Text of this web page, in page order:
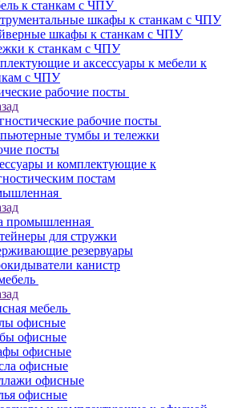
к станкам с ЧПУ
шкафы к станкам с ЧПУ
шкафы к станкам с ЧПУ
к станкам с ЧПУ
и аксессуары к мебели к
с ЧПУ
рабочие посты
рабочие посты
тумбы и тележки
посты
и комплектующие к
постам
промышленная
для стружки
резервуары
канистр
мебель
офисные
офисные
офисные
офисные
офисные
офисные